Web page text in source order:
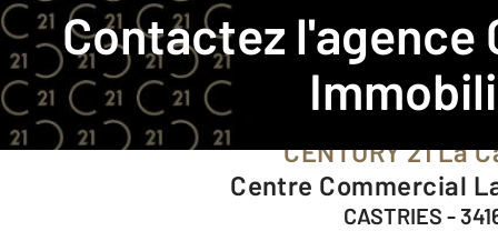
Contactez l'agence
Notre agence à
CENTURY 21 La
Centre Commercial
CASTRIES -